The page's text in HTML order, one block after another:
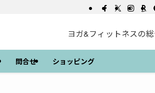
ヨガ&フィットネスの
問合せ ショッピング